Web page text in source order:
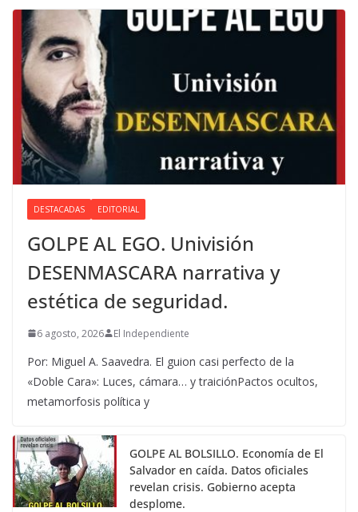
DESTACADAS EDITORIAL
GOLPE AL EGO. Univisión
DESENMASCARA narrativa y
estética de seguridad.
6 agosto, 2026 El Independiente
Por: Miguel A. Saavedra. El guion casi perfecto de la
«Doble Cara»: Luces, cámara… y traiciónPactos ocultos,
metamorfosis política y
GOLPE AL BOLSILLO. Economía de El
Salvador en caída. Datos oficiales
revelan crisis. Gobierno acepta
desplome.